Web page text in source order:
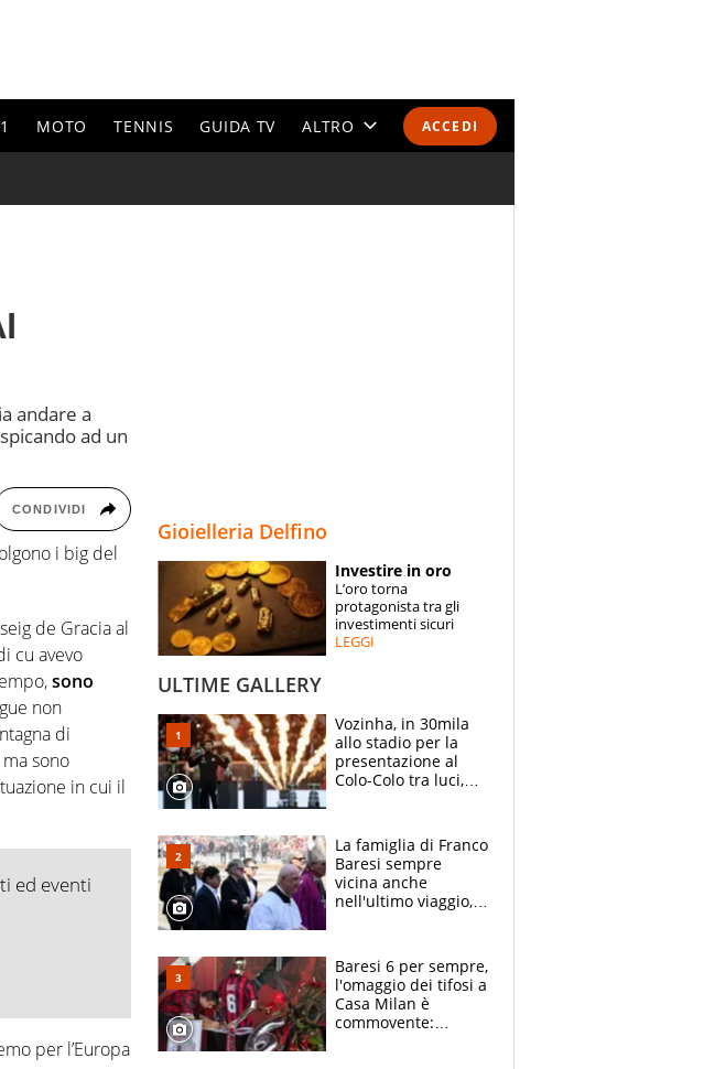
ACCEDI
MOTO TENNIS GUIDA TV ALTRO
ESPERTI
CONTATTI
andare a
ad un
CONDIVIDI
i big del
de Gracia al
cu avevo
sono
non
di
sono
in cui il
ed eventi
per l’Europa
Gioielleria Delfino
Investire in oro
L’oro torna
protagonista tra gli
investimenti sicuri
LEGGI
ULTIME GALLERY
Vozinha, in 30mila
allo stadio per la
presentazione al
Colo-Colo tra luci,
La famiglia di Franco
Baresi sempre
vicina anche
nell'ultimo viaggio,
circondati
dall'affetto dei tifosi
Baresi 6 per sempre,
l'omaggio dei tifosi a
Casa Milan è
commovente: